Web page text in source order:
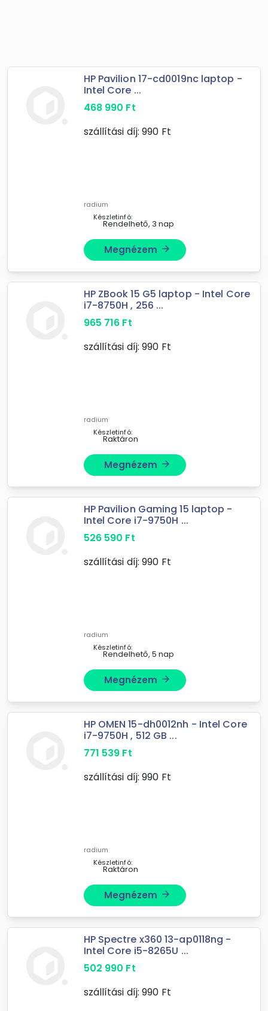
HP Pavilion 17-cd0019nc laptop -
Intel Core ...
468 990 Ft
szállítási díj: 990 Ft
radium
Készletinfó:
Rendelhető, 3 nap
Megnézem arrow_forward
HP ZBook 15 G5 laptop - Intel Core
i7-8750H , 256 ...
965 716 Ft
szállítási díj: 990 Ft
radium
Készletinfó:
Raktáron
Megnézem arrow_forward
HP Pavilion Gaming 15 laptop -
Intel Core i7-9750H ...
526 590 Ft
szállítási díj: 990 Ft
radium
Készletinfó:
Rendelhető, 5 nap
Megnézem arrow_forward
HP OMEN 15-dh0012nh - Intel Core
i7-9750H , 512 GB ...
771 539 Ft
szállítási díj: 990 Ft
radium
Készletinfó:
Raktáron
Megnézem arrow_forward
HP Spectre x360 13-ap0118ng -
Intel Core i5-8265U ...
502 990 Ft
szállítási díj: 990 Ft